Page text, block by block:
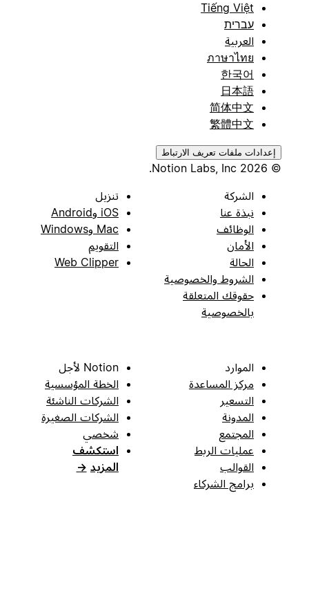
Tiếng Việt
עברית
العربية
ภาษาไทย
한국어
日本語
简体中文
繁體中文
إعدادات ملفات تعريف الارتباط
الشركة
نبذة عنا
الوظائف
الأمان
الحالة
الشروط والخصوصية
حقوقك المتعلقة
بالخصوصية
تنزيل
iOS وAndroid
Mac وWindows
التقويم
Web Clipper
الموارد
مركز المساعدة
التسعير
المدونة
المجتمع
عمليات الربط
القوالب
برامج الشركاء
Notion لأجل
الخطة المؤسسية
الشركات الناشئة
الشركات الصغيرة
شخصي
استكشف
المزيد →